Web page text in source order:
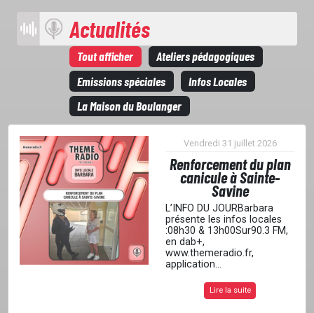
Actualités
Tout afficher
Ateliers pédagogiques
Emissions spéciales
Infos Locales
La Maison du Boulanger
Vendredi 31 juillet 2026
Renforcement du plan
canicule à Sainte-
Savine
L’INFO DU JOURBarbara
présente les infos locales
:08h30 & 13h00Sur90.3 FM,
en dab+,
www.themeradio.fr,
application...
Lire la suite